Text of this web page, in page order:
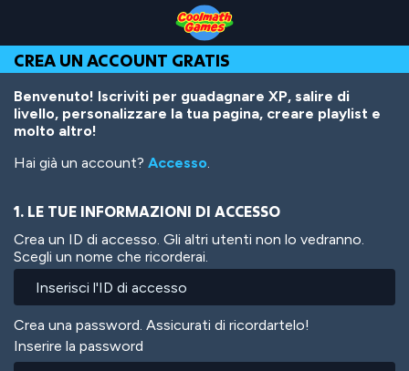
Top
of
Page
Navigation
Main
Content
Footer
contenuto
principale
CREA UN ACCOUNT GRATIS
Benvenuto! Iscriviti per guadagnare XP, salire di
livello, personalizzare la tua pagina, creare playlist e
molto altro!
Hai già un account? Accesso.
1. LE TUE INFORMAZIONI DI ACCESSO
Crea un ID di accesso. Gli altri utenti non lo vedranno.
Scegli un nome che ricorderai.
Crea una password. Assicurati di ricordartelo!
Inserire la password